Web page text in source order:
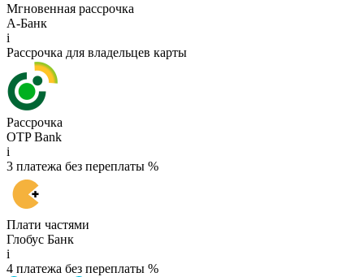
Мгновенная рассрочка
А-Банк
i
Рассрочка для владельцев карты
Рассрочка
OTP Bank
i
3 платежа без переплаты %
Плати частями
Глобус Банк
i
4 платежа без переплаты %